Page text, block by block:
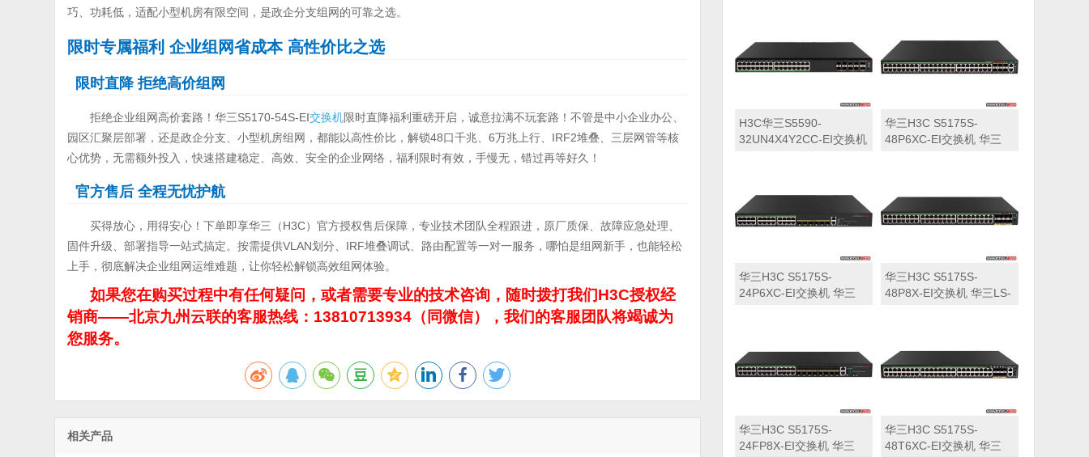
巧、功耗低，适配小型机房有限空间，是政企分支组网的可靠之选。
限时专属福利 企业组网省成本 高性价比之选
限时直降 拒绝高价组网
拒绝企业组网高价套路！华三S5170-54S-EI交换机限时直降福利重磅开启，诚意拉满不玩套路！不管是中小企业办公、
园区汇聚层部署，还是政企分支、小型机房组网，都能以高性价比，解锁48口千兆、6万兆上行、IRF2堆叠、三层网管等核
心优势，无需额外投入，快速搭建稳定、高效、安全的企业网络，福利限时有效，手慢无，错过再等好久！
官方售后 全程无忧护航
买得放心，用得安心！下单即享华三（H3C）官方授权售后保障，专业技术团队全程跟进，原厂质保、故障应急处理、
固件升级、部署指导一站式搞定。按需提供VLAN划分、IRF堆叠调试、路由配置等一对一服务，哪怕是组网新手，也能轻松
上手，彻底解决企业组网运维难题，让你轻松解锁高效组网体验。
如果您在购买过程中有任何疑问，或者需要专业的技术咨询，随时拨打我们H3C授权经
销商——北京九州云联的客服热线：13810713934（同微信），我们的客服团队将竭诚为
您服务。
相关产品
H3C华三S5590-
32UN4X4Y2CC-EI交换机
华三H3C S5175S-
48P6XC-EI交换机 华三
华三H3C S5175S-
24P6XC-EI交换机 华三
华三H3C S5175S-
48P8X-EI交换机 华三LS-
华三H3C S5175S-
24FP8X-EI交换机 华三
华三H3C S5175S-
48T6XC-EI交换机 华三